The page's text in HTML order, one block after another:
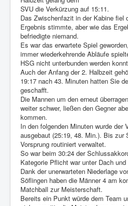
SVU die Verkürzung auf 15:11.
Das Zwischenfazit in der Kabine fiel
Ergebnis stimmte, aber wie das
befriedigte niemand.
Es war das erwartete Spiel
immer wiederkehrende Abläufe
HSG nicht unterbunden werden
Auch der Anfang der 2. Halbzeit
19:17 nach 43. Minuten hatten Sie
geschafft.
Die Mannen um den erneut
weiter schwer, ließen den Gegner
kommen.
In den folgenden Minuten wurde der
ausgebaut (25:19, 48. Min.). Bis zur
Vorsprung routiniert verwaltet.
So war beim 30:24 der
Kategorie Pflicht war unter Dach und
Dank der unerwarteten Niederlage
Söflingen haben die Männer 4 am
Matchball zur Meisterschaft.
Bereits ein Punkt würde dem Team